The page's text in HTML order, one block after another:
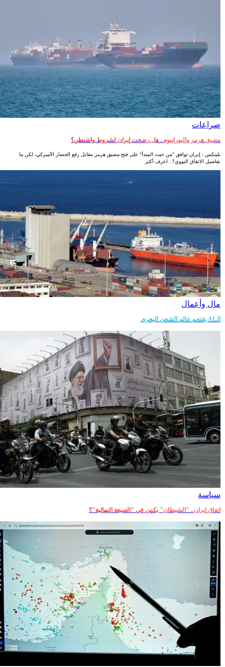
صراعات‎
مضيق هرمز واليورانيوم.. هل رضخت إيران لشروط واشنطن؟
بلينكس - إيران توافق "من حيث المبدأ" على فتح مضيق هرمز مقابل رفع الحصار الأميركي، لكن ما
تفاصيل الاتفاق النووي؟.. اعرف أكثر
مال وأعمال
سياسة
اتفاق إيران.. "الشيطان" يكمن في "الصيغة النهائية"؟